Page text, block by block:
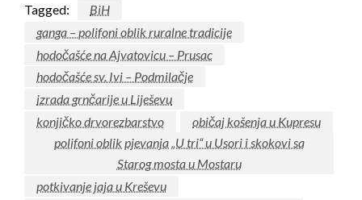
Tagged:
BiH
ganga – polifoni oblik ruralne tradicije
hodočašće na Ajvatovicu – Prusac
hodočašće sv. Ivi – Podmilačje
izrada grnčarije u Liješevu
konjičko drvorezbarstvo
običaj košenja u Kupresu
polifoni oblik pjevanja „U tri“ u Usori i skokovi sa
Starog mosta u Mostaru
potkivanje jaja u Kreševu